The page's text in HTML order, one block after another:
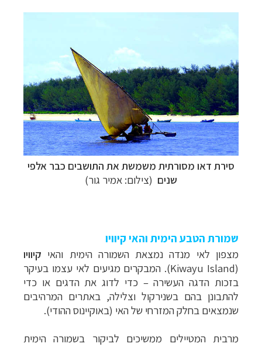
סירת דאו מסורתית משמשת את התושבים כבר אלפי
שנים (צילום: אמיר גור)
שמורת הטבע הימית והאי קיוויו
מצפון לאי מנדה נמצאת השמורה הימית והאי קיוויו
(
Kiwayu Island). המבקרים מגיעים לאי עצמו בעיקר
בזכות הדגה העשירה – כדי לדוג את הדגים או כדי
להתבונן בהם בשנירקול וצלילה, באתרים המרהיבים
שנמצאים בחלק המזרחי של האי (באוקיינוס ההודי).
מרבית המטיילים ממשיכים לביקור בשמורה הימית